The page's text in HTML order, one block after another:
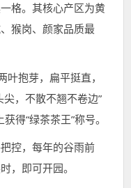
格。其核心产区为黄
猴岗、颜家品质最
叶抱芽，扁平挺直，
，不散不翘不卷边”
得“绿茶茶王”称号。
控，每年的谷雨前
，即可开园。